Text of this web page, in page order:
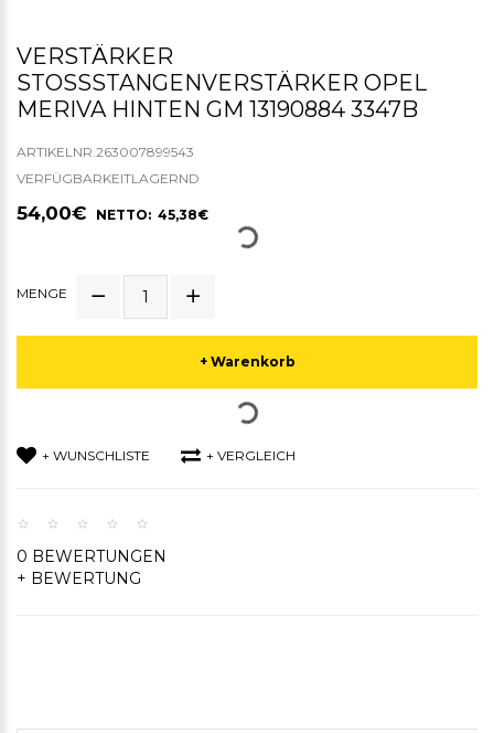
VERSTÄRKER
STOSSSTANGENVERSTÄRKER OPEL M
ERIVA HINTEN GM 13190884 3347B
ARTIKELNR.263007899543
VERFÜGBARKEITLAGERND
54,00€ NETTO: 45,38€
MENGE
+ Warenkorb
+ WUNSCHLISTE + VERGLEICH
0 BEWERTUNGEN
+ BEWERTUNG